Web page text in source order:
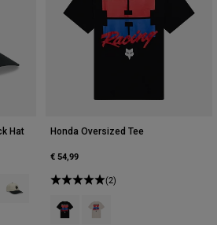
Hat
of Kreideweiß.
type of Mitternachtsblau.
swatch type of Olivgrün.
Product swatch type of Pearl White.
Honda Oversized Tee
€ 54,99
(2)
Product swatch type of Schwarz.
Product swatch type of Off